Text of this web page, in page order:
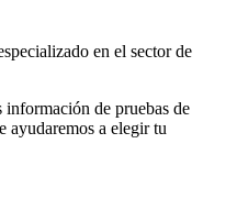
en el sector de
de pruebas de
ayudaremos a elegir tu